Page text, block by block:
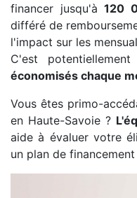
financer jusqu'à120
différé de
l'impact sur les
C'est potentiellement
économisés chaque
Vous êtes primo-
en Haute-Savoie ?
aide à évaluer votre
un plan de